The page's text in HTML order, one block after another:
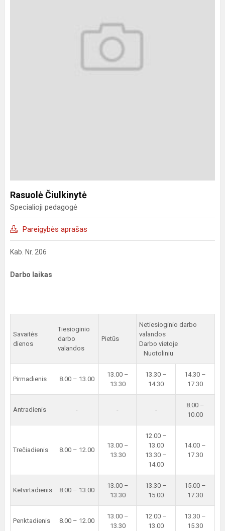
Rasuolė Čiulkinytė
Specialioji pedagogė
Pareigybės aprašas
Kab. Nr. 206
Darbo laikas
Savaitės
dienos
Tiesioginio
darbo
valandos
Pietūs
Netiesioginio darbo
valandos
Darbo vietoje
Nuotoliniu
Pirmadienis 8.00 – 13.00
13.00 –
13.30
13.30 –
14.30
14.30 –
17.30
Antradienis - - -
8.00 –
10.00
Trečiadienis 8.00 – 12.00
13.00 –
13.30
12.00 –
13.00
13.30 –
14.00
14.00 –
17.30
Ketvirtadienis 8.00 – 13.00
13.00 –
13.30
13.30 –
15.00
15.00 –
17.30
Penktadienis 8.00 – 12.00
13.00 –
13.30
12.00 –
13.00
13.30 –
15.30